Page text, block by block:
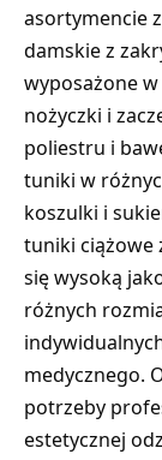
OKAZJE/
INFO
asortymencie
damskiez
wyposażone
nożyczki i
poliestru i
tuniki w
koszulki i
tuniki ciążowe
się wysoką
różnych
medycznego.
potrzeby
estetycznej